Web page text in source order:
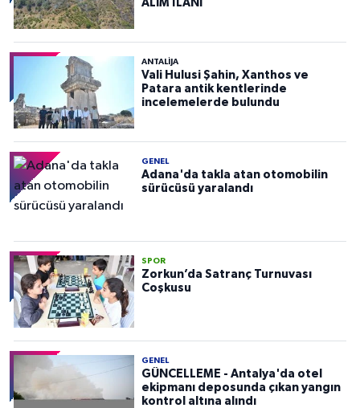
ALIM İLANI
ANTALIJA
Vali Hulusi Şahin, Xanthos ve
Patara antik kentlerinde
incelemelerde bulundu
GENEL
Adana'da takla atan otomobilin
sürücüsü yaralandı
SPOR
Zorkun’da Satranç Turnuvası
Coşkusu
GENEL
GÜNCELLEME - Antalya'da otel
ekipmanı deposunda çıkan yangın
kontrol altına alındı